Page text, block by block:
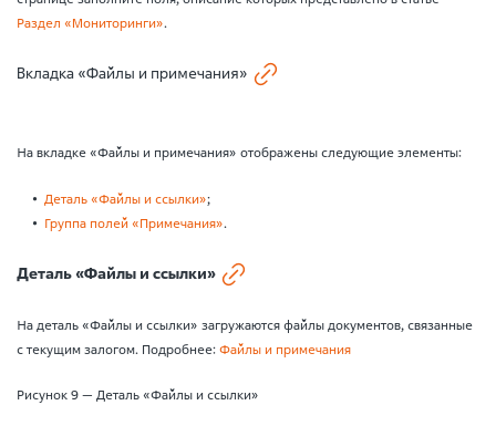
Раздел «Мониторинги».
Вкладка «Файлы и примечания»
На вкладке «Файлы и примечания» отображены следующие элементы:
Деталь «Файлы и ссылки»;
Группа полей «Примечания».
Деталь «Файлы и ссылки»
На деталь «Файлы и ссылки» загружаются файлы документов, связанные
с текущим залогом. Подробнее:Файлы и примечания
Рисунок 9 — Деталь «Файлы и ссылки»